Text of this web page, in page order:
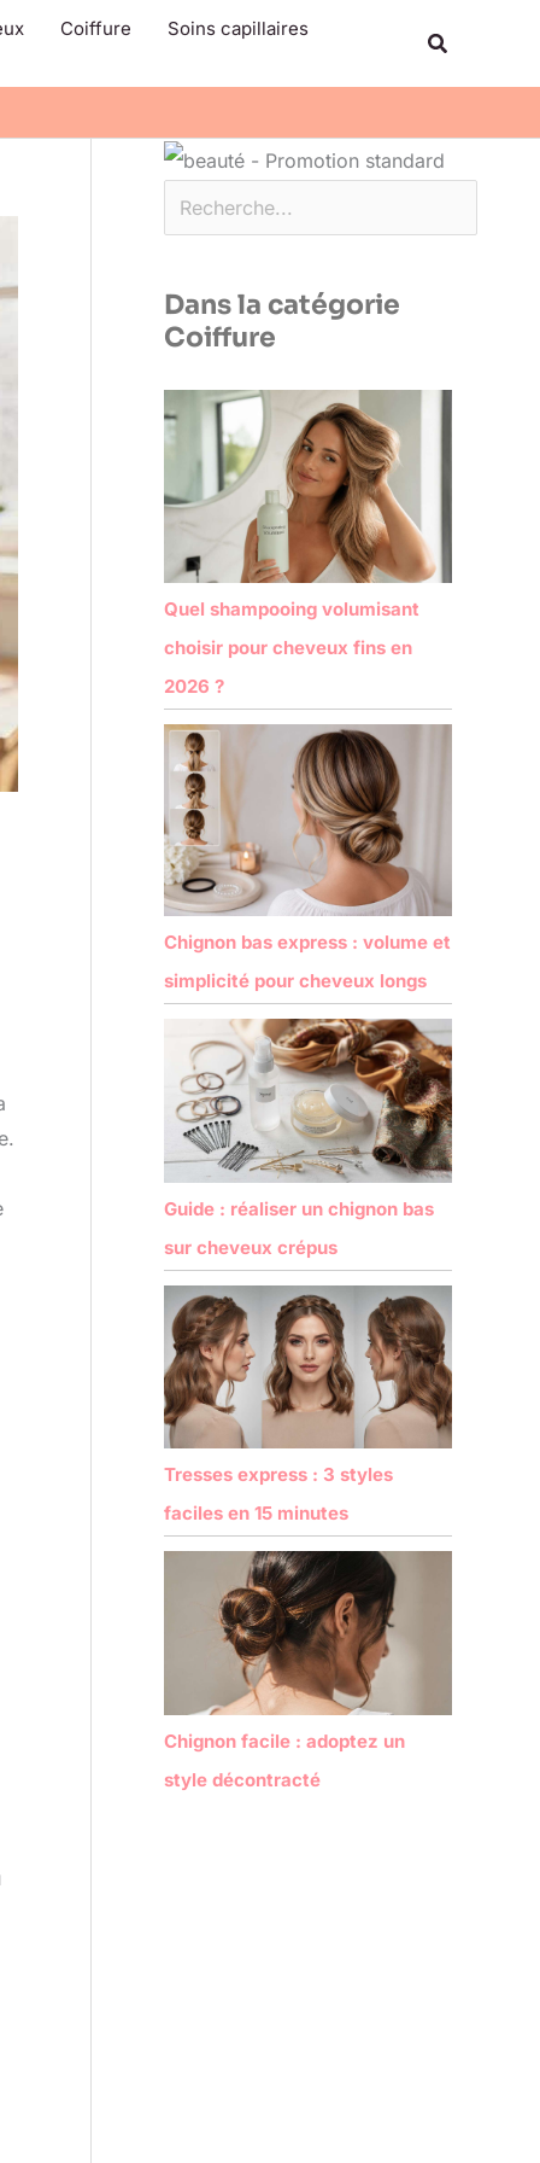
Coiffure Soins capillaires
Rechercher
Dans la catégorie
Coiffure
Quel shampooing volumisant
choisir pour cheveux fins en
2026 ?
Chignon bas express : volume et
simplicité pour cheveux longs
Guide : réaliser un chignon bas
sur cheveux crépus
Tresses express : 3 styles
faciles en 15 minutes
Chignon facile : adoptez un
style décontracté